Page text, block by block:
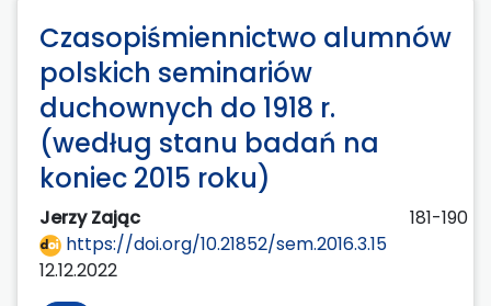
Czasopiśmiennictwo alumnów
polskich seminariów
duchownych do 1918 r.
(według stanu badań na
koniec 2015 roku)
Jerzy Zając
181-190
https://doi.org/10.21852/sem.2016.3.15
12.12.2022